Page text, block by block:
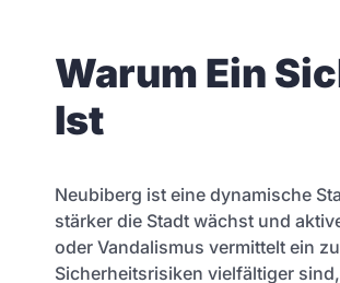
Warum Ein
Ist
Neubiberg ist eine dynamische
stärker die Stadt wächst und
oder Vandalismus vermittelt ein
Sicherheitsrisiken vielfältiger